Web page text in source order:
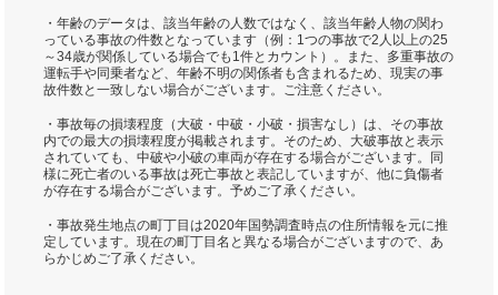
・年齢のデータは、該当年齢の人数ではなく、該当年齢人物の関わ
っている事故の件数となっています（例：1つの事故で2人以上の25
～34歳が関係している場合でも1件とカウント）。また、多重事故の
運転手や同乗者など、年齢不明の関係者も含まれるため、現実の事
故件数と一致しない場合がございます。ご注意ください。
・事故毎の損壊程度（大破・中破・小破・損害なし）は、その事故
内での最大の損壊程度が掲載されます。そのため、大破事故と表示
されていても、中破や小破の車両が存在する場合がございます。同
様に死亡者のいる事故は死亡事故と表記していますが、他に負傷者
が存在する場合がございます。予めご了承ください。
・事故発生地点の町丁目は2020年国勢調査時点の住所情報を元に推
定しています。現在の町丁目名と異なる場合がございますので、あ
らかじめご了承ください。